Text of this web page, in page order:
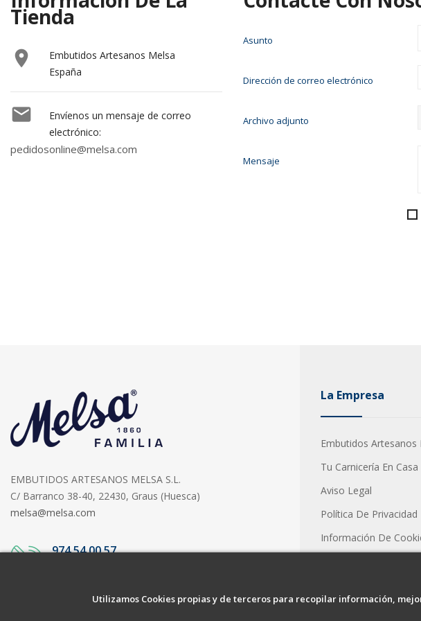
Utilizamos Cookies propias y de terceros para recopilar información,
Tienda

Embutidos Artesanos Melsa
España

Envíenos un mensaje de correo
electrónico:
pedidosonline@melsa.com
Asunto
Dirección de correo electrónico
Archivo adjunto
Mensaje
EMBUTIDOS ARTESANOS MELSA S.L.
C/ Barranco 38-40, 22430, Graus (Huesca)
melsa@melsa.com
974 54 00 57
La Empresa
Embutidos Artesanos
Tu Carnicería En Casa
Aviso Legal
Política De Privacidad
Información De